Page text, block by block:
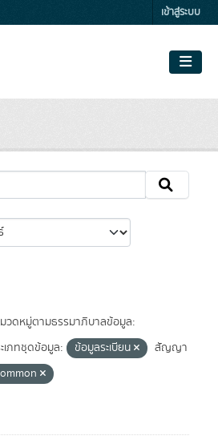
เข้าสู่ระบบ
วดหมู่ตามธรรมาภิบาลข้อมูล:
เภทชุดข้อมูล: ข้อมูลระเบียน
สัญญา